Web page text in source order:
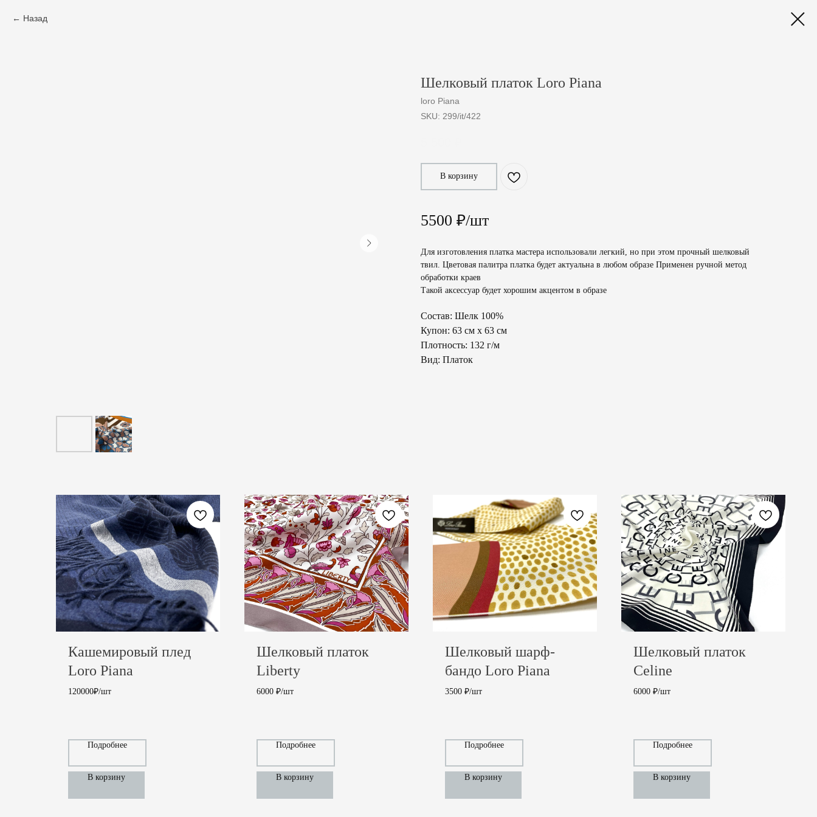
Назад
Шелковый платок Loro Piana
loro Piana
SKU: 299/it/422
В корзину
5500 ₽/шт
Для изготовления платка мастера использовали легкий, но при этом прочный шелковый
твил. Цветовая палитра платка будет актуальна в любом образе Применен ручной метод
обработки краев
Такой аксессуар будет хорошим акцентом в образе
Состав: Шелк 100%
Купон: 63 см х 63 см
Плотность: 132 г/м
Вид: Платок
Кашемировый плед
Loro Piana
120000₽/шт
Подробнее
В корзину
Шелковый платок
Liberty
6000 ₽/шт
Подробнее
В корзину
Шелковый шарф-
бандо Loro Piana
3500 ₽/шт
Подробнее
В корзину
Шелковый платок
Celine
6000 ₽/шт
Подробнее
В корзину